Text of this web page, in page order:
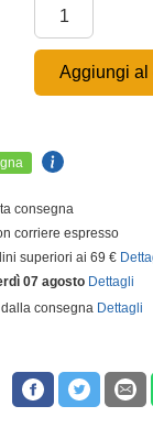
Aggiungi al
consegna
corriere espresso
superiori ai 69 €
07 agosto Dettagli
consegna Dettagli